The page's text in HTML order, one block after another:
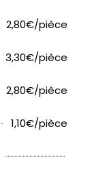
2,80€/pièce
3,30€/pièce
2,80€/pièce
1,10€/pièce